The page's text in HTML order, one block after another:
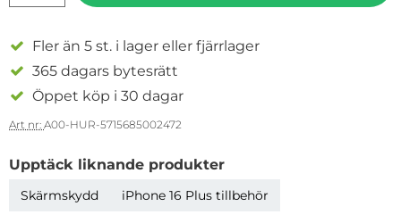
Fler än 5 st. i lager eller fjärrlager
365 dagars bytesrätt
Öppet köp i 30 dagar
Art nr: A00-HUR-5715685002472
Upptäck liknande produkter
Skärmskydd iPhone 16 Plus tillbehör